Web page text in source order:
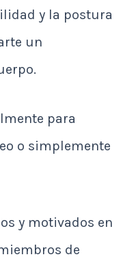
y la postura
un
para
o simplemente
y motivados en
de